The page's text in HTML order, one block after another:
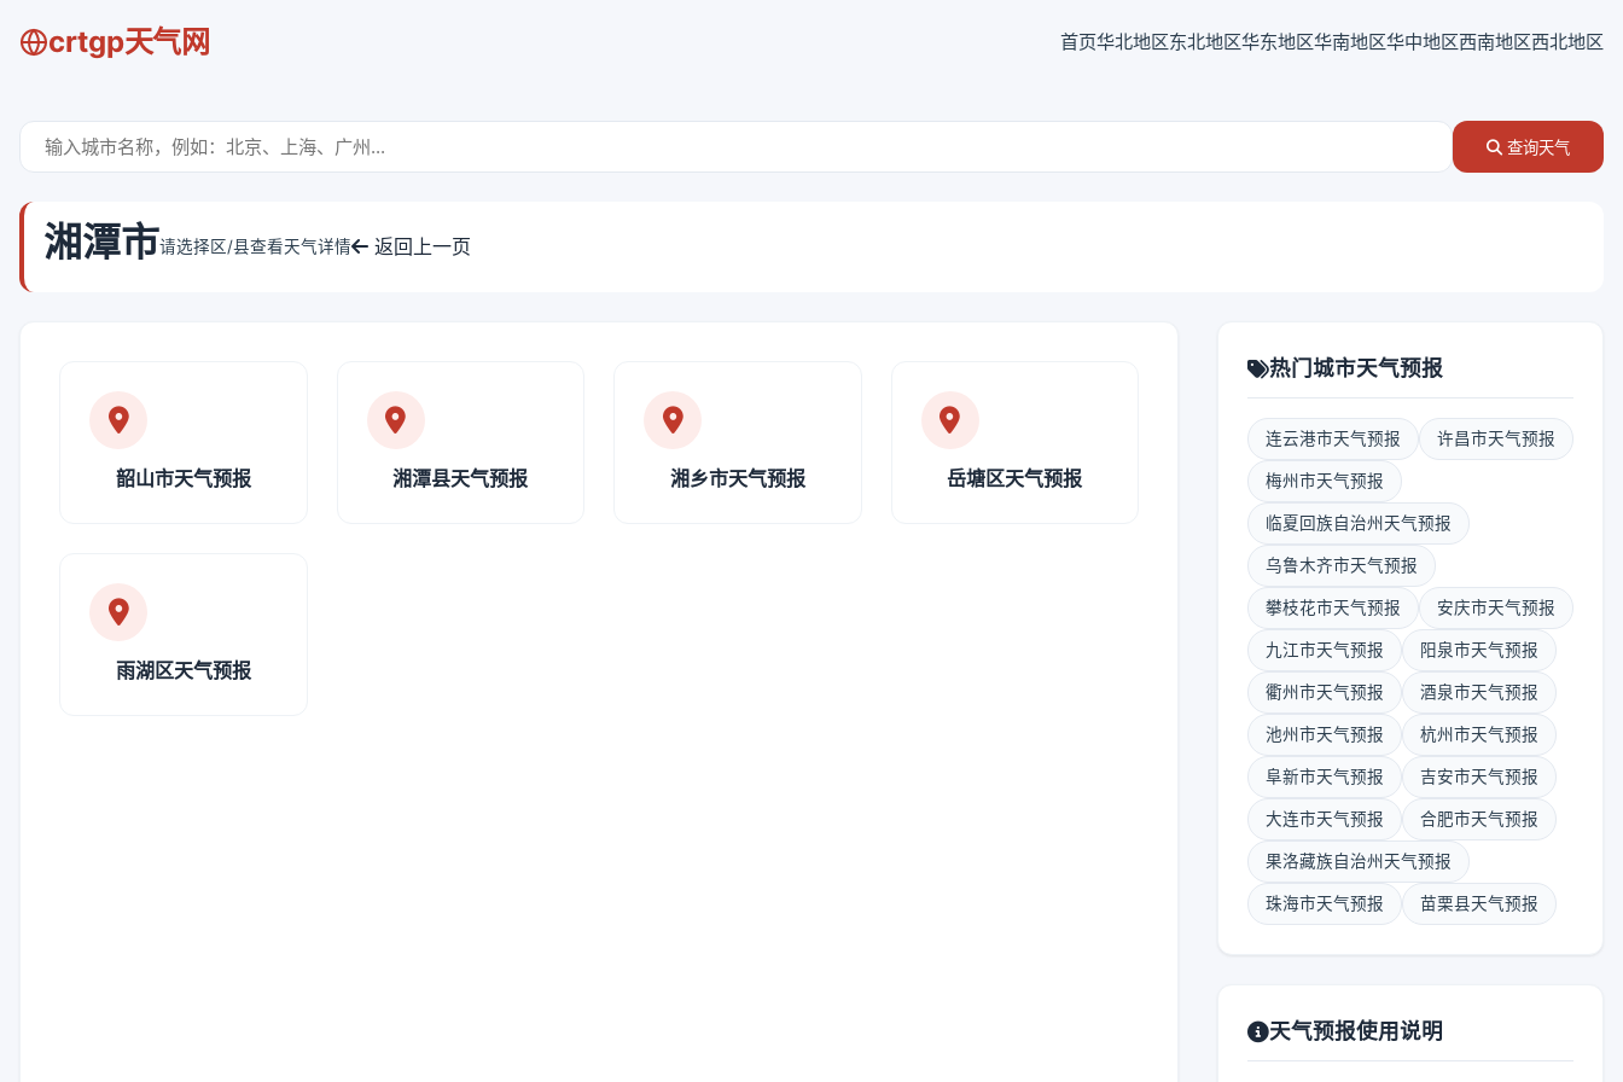
crtgp天气网 首页华北地区东北地区华东地区华南地区华中地区西南地区西北地区
查询天气
湘潭市请选择区/县查看天气详情 返回上一页
韶山市天气预报 湘潭县天气预报 湘乡市天气预报 岳塘区天气预报
雨湖区天气预报
热门城市天气预报
连云港市天气预报 许昌市天气预报
梅州市天气预报
临夏回族自治州天气预报
乌鲁木齐市天气预报
攀枝花市天气预报 安庆市天气预报
九江市天气预报 阳泉市天气预报
衢州市天气预报 酒泉市天气预报
池州市天气预报 杭州市天气预报
阜新市天气预报 吉安市天气预报
大连市天气预报 合肥市天气预报
果洛藏族自治州天气预报
珠海市天气预报 苗栗县天气预报
天气预报使用说明